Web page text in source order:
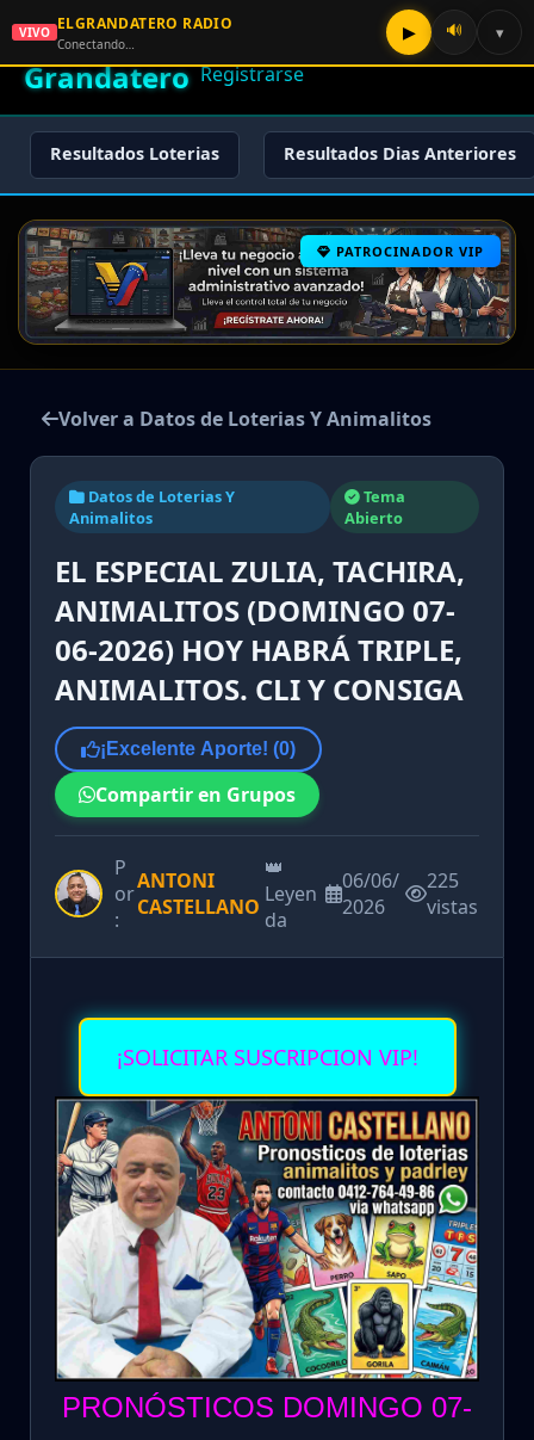
🌟 El
Grandatero
🔑 Iniciar Sesión
📝
Registrarse
Resultados Loterias Resultados Dias Anteriores
PATROCINADOR VIP
Volver a Datos de Loterias Y Animalitos
Datos de Loterias Y
Animalitos
Tema
Abierto
EL ESPECIAL ZULIA, TACHIRA,
ANIMALITOS (DOMINGO 07-
06-2026) HOY HABRÁ TRIPLE,
ANIMALITOS. CLI Y CONSIGA
¡Excelente Aporte! (0)
Compartir en Grupos
P
or
:
ANTONI
CASTELLANO
👑
Leyen
da
06/06/
2026
225
vistas
¡SOLICITAR SUSCRIPCION VIP!
PRONÓSTICOS DOMINGO 07-
VIVO ELGRANDATERO RADIO
Conectando…
▶ 🔊 ▾